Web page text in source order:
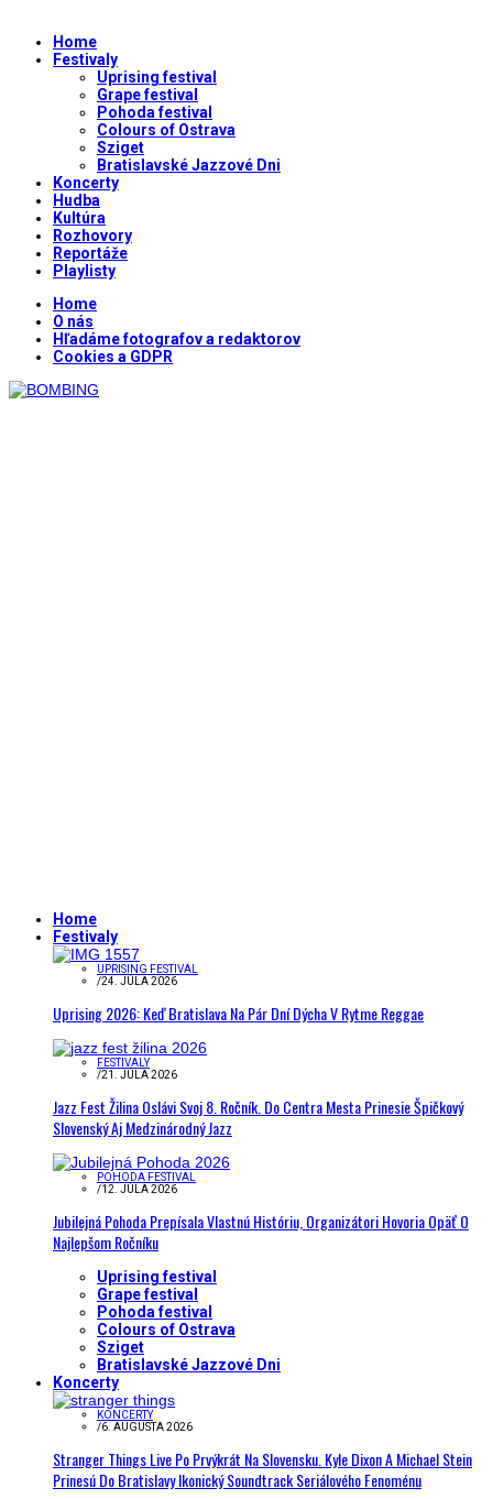
Home
Festivaly
Uprising festival
Grape festival
Pohoda festival
Colours of Ostrava
Sziget
Bratislavské Jazzové Dni
Koncerty
Hudba
Kultúra
Rozhovory
Reportáže
Playlisty
Home
O nás
Hľadáme fotografov a redaktorov
Cookies a GDPR
Home
Festivaly
UPRISING FESTIVAL
/24. JÚLA 2026
Uprising 2026: Keď Bratislava Na Pár Dní Dýcha V Rytme Reggae
FESTIVALY
/21. JÚLA 2026
Jazz Fest Žilina Oslávi Svoj 8. Ročník. Do Centra Mesta Prinesie Špičkový
Slovenský Aj Medzinárodný Jazz
POHODA FESTIVAL
/12. JÚLA 2026
Jubilejná Pohoda Prepísala Vlastnú Históriu, Organizátori Hovoria Opäť O
Najlepšom Ročníku
Uprising festival
Grape festival
Pohoda festival
Colours of Ostrava
Sziget
Bratislavské Jazzové Dni
Koncerty
KONCERTY
/6. AUGUSTA 2026
Stranger Things Live Po Prvýkrát Na Slovensku. Kyle Dixon A Michael Stein
Prinesú Do Bratislavy Ikonický Soundtrack Seriálového Fenoménu